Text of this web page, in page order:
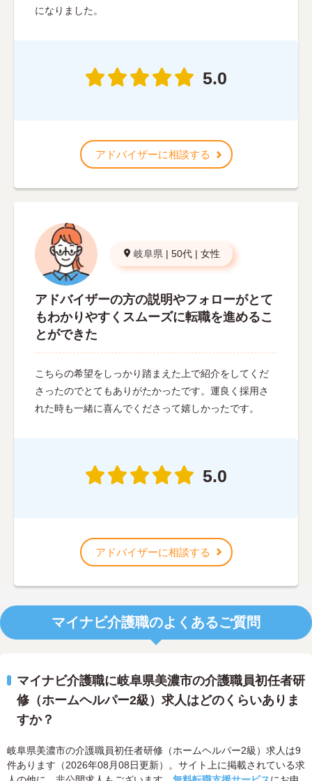
になりました。
5.0
アドバイザーに相談する
岐阜県 | 50代 | 女性
アドバイザーの方の説明やフォローがとて
もわかりやすくスムーズに転職を進めるこ
とができた
こちらの希望をしっかり踏まえた上で紹介をしてくだ
さったのでとてもありがたかったです。運良く採用さ
れた時も一緒に喜んでくださって嬉しかったです。
5.0
アドバイザーに相談する
マイナビ介護職のよくあるご質問
マイナビ介護職に岐阜県美濃市の介護職員初任者研
修（ホームヘルパー2級）求人はどのくらいありま
すか？
岐阜県美濃市の介護職員初任者研修（ホームヘルパー2級）求人は9
件あります（2026年08月08日更新）。サイト上に掲載されている求